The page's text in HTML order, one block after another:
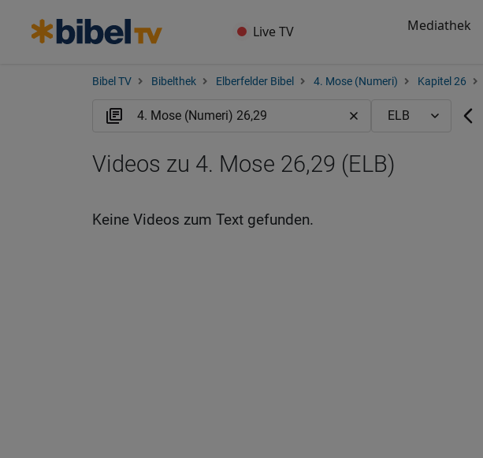
Live TV Mediathek
Bibel TV Bibelthek Elberfelder Bibel 4. Mose (Numeri) Kapitel 26
Videos zu 4. Mose 26,29 (ELB)
Keine Videos zum Text gefunden.